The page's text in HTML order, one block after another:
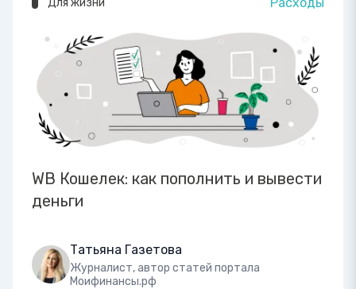
Для жизни
WB Кошелек: как пополнить и вывести
деньги
Татьяна Газетова
Журналист, автор статей портала
Моифинансы.рф